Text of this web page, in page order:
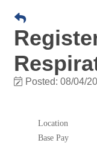
Posted: 08/04/
Location
Base Pay